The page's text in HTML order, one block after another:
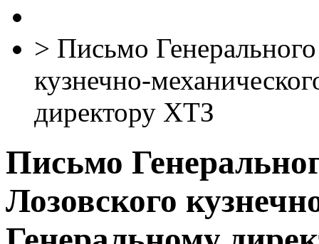
> Письмо
кузнечно-
директору ХТЗ
Письмо
Лозовского